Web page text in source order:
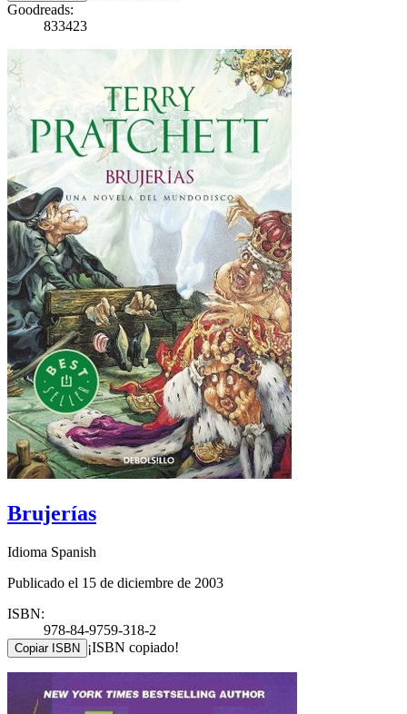
Goodreads:
833423
Brujerías
Idioma Spanish
Publicado el 15 de diciembre de 2003
ISBN:
978-84-9759-318-2
Copiar ISBN ¡ISBN copiado!